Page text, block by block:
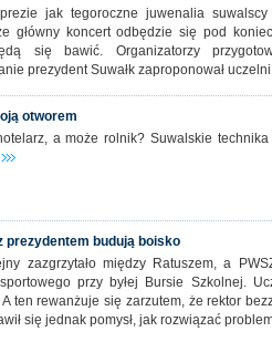
jak tegoroczne juwenalia
główny koncert odbędzie się pod
się bawić. Organizatorzy
prezydent Suwałk zaproponował
otworem
a może rolnik? Suwalskie
prezydentem budują boisko
zazgrzytało między Ratuszem, a
przy byłej Bursie Szkolnej.
A ten rewanżuje się zarzutem, że rektor
się jednak pomysł, jak rozwiązać